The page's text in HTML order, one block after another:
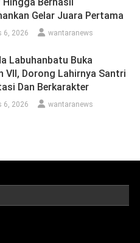
Gelar Juara Pertama
6, 2026 wantaranews
Labuhanbatu Buka
VII, Dorong Lahirnya Santri
Dan Berkarakter
6, 2026 wantaranews